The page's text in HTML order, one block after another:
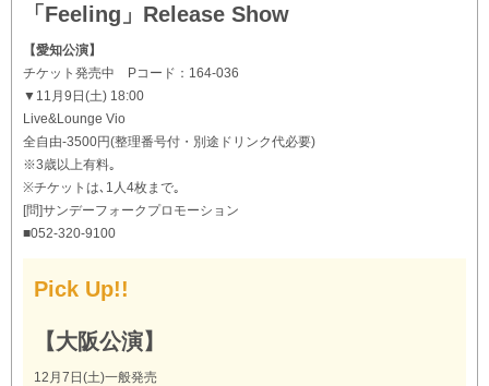
「Feeling」Release Show
【愛知公演】
チケット発売中 Pコード：164-036
▼11月9日(土) 18:00
Live&Lounge Vio
全自由-3500円(整理番号付・別途ドリンク代必要)
※3歳以上有料｡
※チケットは､1人4枚まで｡
[問]サンデーフォークプロモーション
■052-320-9100
Pick Up!!
【大阪公演】
12月7日(土)一般発売